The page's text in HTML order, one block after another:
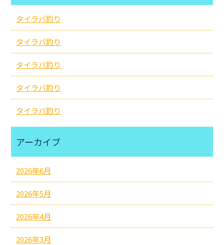
タイラバ釣り
タイラバ釣り
タイラバ釣り
タイラバ釣り
タイラバ釣り
アーカイブ
2026年6月
2026年5月
2026年4月
2026年3月